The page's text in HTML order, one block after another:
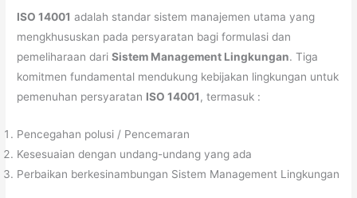
ISO 14001 adalah standar sistem manajemen utama yang
mengkhususkan pada persyaratan bagi formulasi dan
pemeliharaan dariSistem Management Lingkungan. Tiga
komitmen fundamental mendukung kebijakan lingkungan untuk
pemenuhan persyaratan ISO 14001 , termasuk :
Pencegahan polusi / Pencemaran
Kesesuaian dengan undang-undang yang ada
Perbaikan berkesinambungan Sistem Management Lingkungan